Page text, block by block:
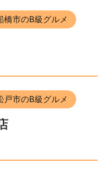
橋市のB級グルメ
戸市のB級グルメ